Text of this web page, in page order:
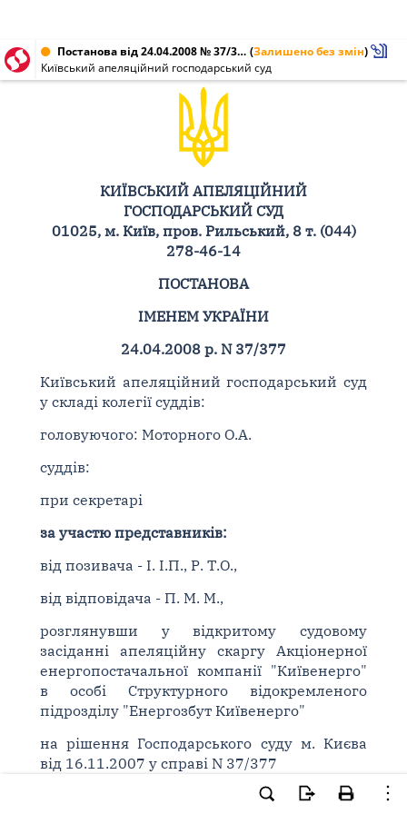
Постанова від 24.04.2008 № 37/377 (Залишено без змін)
Київський апеляційний господарський суд
КИЇВСЬКИЙ АПЕЛЯЦІЙНИЙ
ГОСПОДАРСЬКИЙ СУД
01025, м. Київ, пров. Рильський, 8 т. (044)
278-46-14
ПОСТАНОВА
ІМЕНЕМ УКРАЇНИ
24.04.2008 р. N 37/377
Київський апеляційний господарський суд
у складі колегії суддів:
головуючого: Моторного О.А.
суддів:
при секретарі
за участю представників:
від позивача - І. І.П., Р. Т.О.,
від відповідача - П. М. М.,
розглянувши у відкритому судовому
засіданні апеляційну скаргу Акціонерної
енергопостачальної компанії "Київенерго"
в особі Структурного відокремленого
підрозділу "Енергозбут Київенерго"
на рішення Господарського суду м. Києва
від 16.11.2007 у справі N 37/377
Акціонерної енергопостачальної